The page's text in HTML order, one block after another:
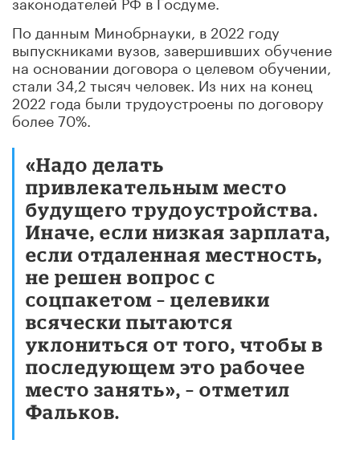
По данным Минобрнауки, в 2022 году
выпускниками вузов, завершивших обучение
на основании договора о целевом обучении,
стали 34,2 тысяч человек. Из них на конец
2022 года были трудоустроены по договору
более 70%.
«Надо делать
привлекательным место
будущего трудоустройства.
Иначе, если низкая зарплата,
если отдаленная местность,
не решен вопрос с
соцпакетом – целевики
всячески пытаются
уклониться от того, чтобы в
последующем это рабочее
место занять», – отметил
Фальков.